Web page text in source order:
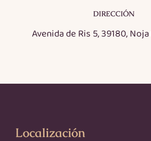
DIRECCIÓN
Avenida de Ris 5, 39180,
Localización